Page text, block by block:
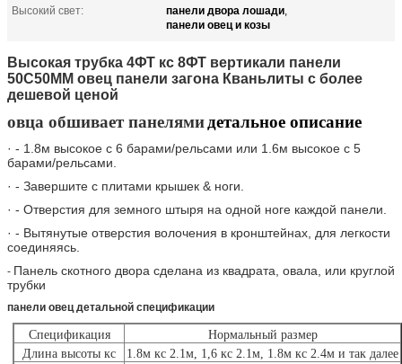
Высокий свет:
панели двора лошади,
панели овец и козы
Высокая трубка 4ФТ кс 8ФТ вертикали панели
50С50ММ овец панели загона Кваньлиты с более
дешевой ценой
овца обшивает панелямидетальное описание
· - 1.8м высокое с 6 барами/рельсами или 1.6м высокое с 5
барами/рельсами.
· - Завершите с плитами крышек & ноги.
· - Отверстия для земного штыря на одной ноге каждой панели.
· - Вытянутые отверстия волочения в кронштейнах, для легкости
соединяясь.
- Панель скотного двора сделана из квадрата, овала, или круглой
трубки
панели овец детальной спецификации
Спецификация
Нормальный размер
Длина высоты кс
1.8м кс 2.1м, 1,6 кс 2.1м, 1.8м кс 2.4м и так далее